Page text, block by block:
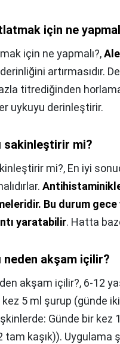
için ne
için ne yapmalı?,
artırmasıdır.
titrediğinden
uykuyu derinleştirir.
sakinleştirir mi?
mi?, En iyi
Bu durum gece
yaratabilir. Hatta
neden akşam içilir?
akşam içilir?, 6-12
5 ml şurup (günde
Günde bir kez
tam kaşık)). Uygulama